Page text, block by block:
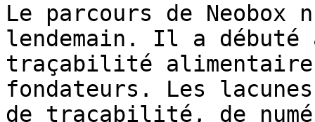
Le parcours de Neobox
lendemain. Il a débuté
traçabilité
fondateurs. Les
de traçabilité, de